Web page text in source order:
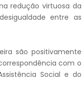
redução virtuosa da
entre as
são positivamente
com o
Social e do